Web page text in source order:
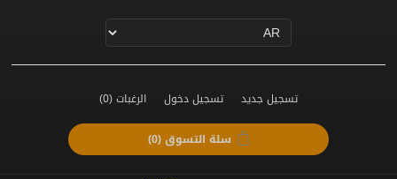
تسجيل جديد تسجيل دخول الرغبات(0)
سلة التسوق(0)